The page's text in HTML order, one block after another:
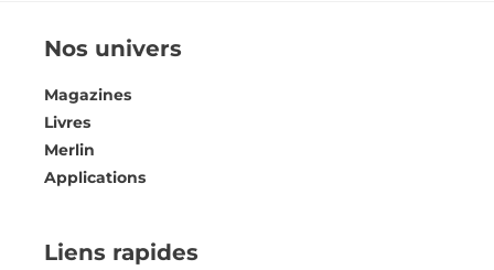
Nos univers
Magazines
Livres
Merlin
Applications
Liens rapides